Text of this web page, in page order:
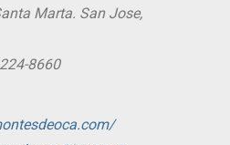
Marta. San Jose,
8660